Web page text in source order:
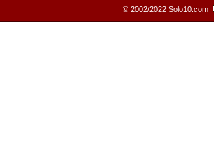
© 2002/2022 Solo10.com